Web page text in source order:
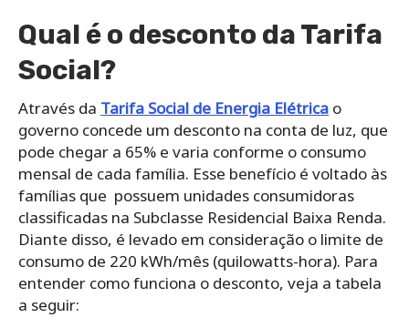
Qual é o desconto da Tarifa
Social?
Através da Tarifa Social de Energia Elétrica o
governo concede um desconto na conta de luz, que
pode chegar a 65% e varia conforme o consumo
mensal de cada família. Esse benefício é voltado às
famílias que possuem unidades consumidoras
classificadas na Subclasse Residencial Baixa Renda.
Diante disso, é levado em consideração o limite de
consumo de 220 kWh/mês (quilowatts-hora). Para
entender como funciona o desconto, veja a tabela
a seguir: